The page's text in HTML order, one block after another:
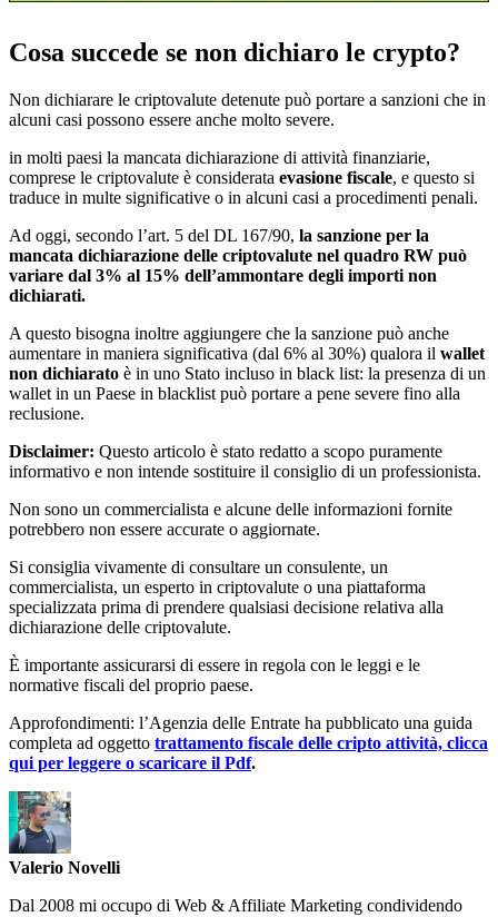
Cosa succede se non dichiaro le crypto?
Non dichiarare le criptovalute detenute può portare a sanzioni che in
alcuni casi possono essere anche molto severe.
in molti paesi la mancata dichiarazione di attività finanziarie,
comprese le criptovalute è considerata evasione fiscale, e questo si
traduce in multe significative o in alcuni casi a procedimenti penali.
Ad oggi, secondo l’art. 5 del DL 167/90, la sanzione per la
mancata dichiarazione delle criptovalute nel quadro RW può
variare dal 3% al 15% dell’ammontare degli importi non
dichiarati.
A questo bisogna inoltre aggiungere che la sanzione può anche
aumentare in maniera significativa (dal 6% al 30%) qualora il wallet
non dichiarato è in uno Stato incluso in black list: la presenza di un
wallet in un Paese in blacklist può portare a pene severe fino alla
reclusione.
Disclaimer: Questo articolo è stato redatto a scopo puramente
informativo e non intende sostituire il consiglio di un professionista.
Non sono un commercialista e alcune delle informazioni fornite
potrebbero non essere accurate o aggiornate.
Si consiglia vivamente di consultare un consulente, un
commercialista, un esperto in criptovalute o una piattaforma
specializzata prima di prendere qualsiasi decisione relativa alla
dichiarazione delle criptovalute.
È importante assicurarsi di essere in regola con le leggi e le
normative fiscali del proprio paese.
Approfondimenti: l’Agenzia delle Entrate ha pubblicato una guida
completa ad oggetto trattamento fiscale delle cripto attività, clicca
qui per leggere o scaricare il Pdf.
Valerio Novelli
Dal 2008 mi occupo di Web & Affiliate Marketing condividendo